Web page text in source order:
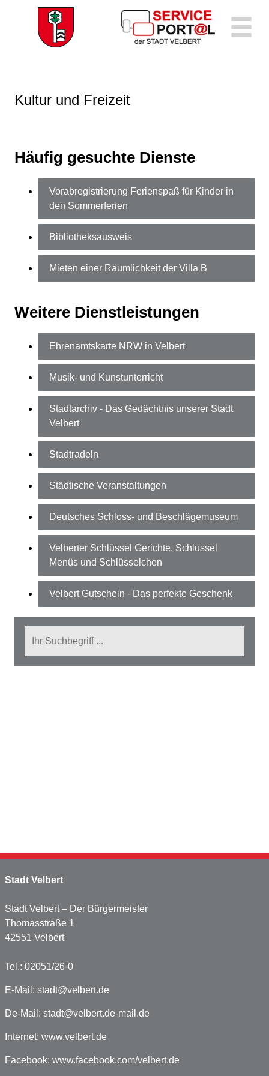
Zum Hauptinhalt springen
Zum Header
Zum Hauptinhalt
Zum Footer
Kultur und Freizeit
Häufig gesuchte Dienste
Vorabregistrierung Ferienspaß für Kinder in
den Sommerferien
Bibliotheksausweis
Mieten einer Räumlichkeit der Villa B
Weitere Dienstleistungen
Ehrenamtskarte NRW in Velbert
Musik- und Kunstunterricht
Stadtarchiv - Das Gedächtnis unserer Stadt
Velbert
Stadtradeln
Städtische Veranstaltungen
Deutsches Schloss- und Beschlägemuseum
Velberter Schlüssel Gerichte, Schlüssel
Menüs und Schlüsselchen
Velbert Gutschein - Das perfekte Geschenk
Suche
Stadt Velbert
Stadt Velbert – Der Bürgermeister
Thomasstraße 1
42551 Velbert
Tel.: 02051/26-0
E-Mail: stadt@velbert.de
De-Mail: stadt@velbert.de-mail.de
Internet: www.velbert.de
Facebook: www.facebook.com/velbert.de